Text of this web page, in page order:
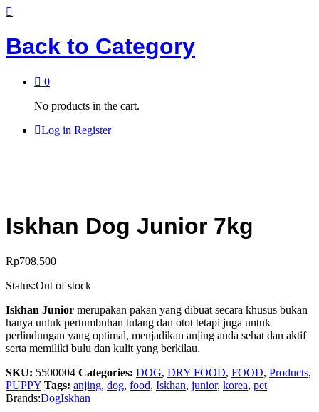
Back to Category
0
No products in the cart.
Log in Register
Iskhan Dog Junior 7kg
Rp708.500
Status:Out of stock
Iskhan Junior merupakan pakan yang dibuat secara khusus bukan
hanya untuk pertumbuhan tulang dan otot tetapi juga untuk
perlindungan yang optimal, menjadikan anjing anda sehat dan aktif
serta memiliki bulu dan kulit yang berkilau.
SKU: 5500004 Categories: DOG, DRY FOOD, FOOD, Products,
PUPPY Tags: anjing, dog, food, Iskhan, junior, korea, pet
Brands:DogIskhan